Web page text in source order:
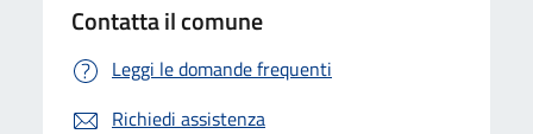
Contatta il comune
Leggi le domande frequenti
Richiedi assistenza